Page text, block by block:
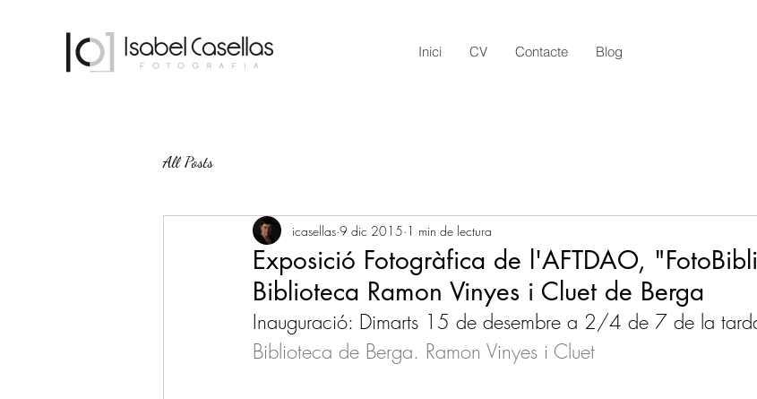
Inici CV Contacte Blog
All Posts
Exposició Fotogràfica de l'AFTDAO,
Biblioteca Ramon Vinyes i Cluet de Berga
icasellas 9 dic 2015 1 min de lectura
Inauguració: Dimarts 15 de desembre a 2/4 de 7 de la
Biblioteca de Berga. Ramon Vinyes i Cluet